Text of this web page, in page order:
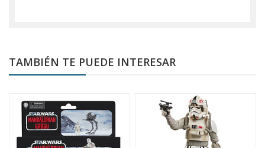
TAMBIÉN TE PUEDE INTERESAR